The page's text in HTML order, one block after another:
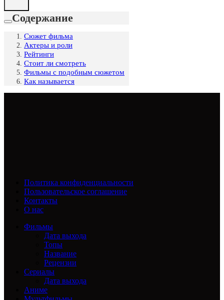
Содержание
Сюжет фильма
Актеры и роли
Рейтинги
Стоит ли смотреть
Фильмы с подобным сюжетом
Как называется
Политика конфиденциальности
Пользовательское соглашение
Контакты
О нас
Фильмы
Дата выхода
Топы
Название
Рецензии
Сериалы
Дата выхода
Аниме